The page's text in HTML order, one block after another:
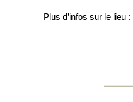
Plus d’infos sur le lieu :